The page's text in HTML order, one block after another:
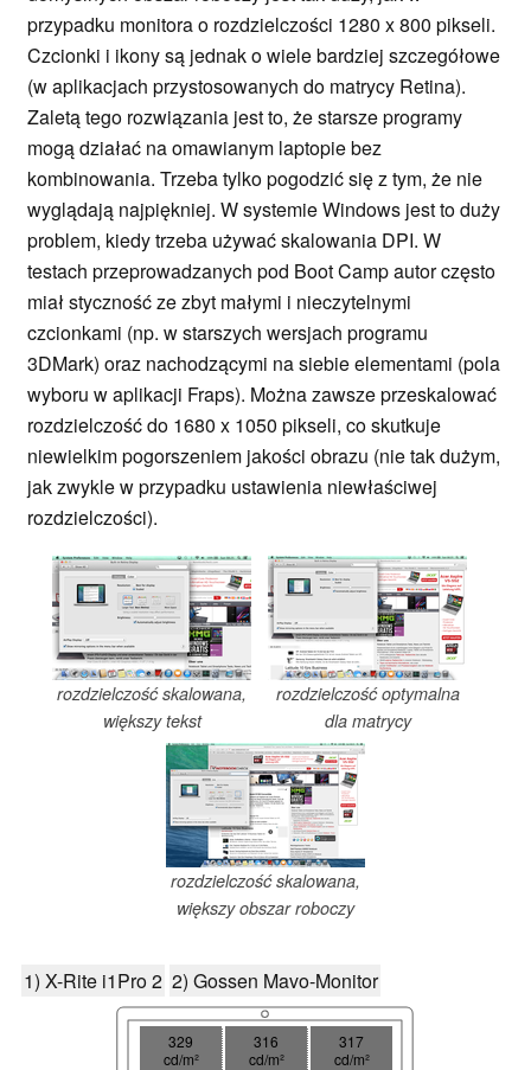
przypadku monitora o rozdzielczości 1280 x 800 pikseli.
Czcionki i ikony są jednak o wiele bardziej szczegółowe
(w aplikacjach przystosowanych do matrycy Retina).
Zaletą tego rozwiązania jest to, że starsze programy
mogą działać na omawianym laptopie bez
kombinowania. Trzeba tylko pogodzić się z tym, że nie
wyglądają najpiękniej. W systemie Windows jest to duży
problem, kiedy trzeba używać skalowania DPI. W
testach przeprowadzanych pod Boot Camp autor często
miał styczność ze zbyt małymi i nieczytelnymi
czcionkami (np. w starszych wersjach programu
3DMark) oraz nachodzącymi na siebie elementami (pola
wyboru w aplikacji Fraps). Można zawsze przeskalować
rozdzielczość do 1680 x 1050 pikseli, co skutkuje
niewielkim pogorszeniem jakości obrazu (nie tak dużym,
jak zwykle w przypadku ustawienia niewłaściwej
rozdzielczości).
rozdzielczość skalowana,
większy tekst
rozdzielczość optymalna
dla matrycy
rozdzielczość skalowana,
większy obszar roboczy
1) X-Rite i1Pro 2 2) Gossen Mavo-Monitor
329
cd/m²
316
cd/m²
317
cd/m²